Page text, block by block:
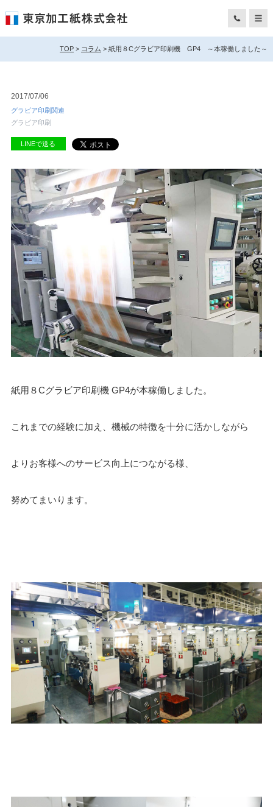
TOP > コラム > 紙用８Cグラビア印刷機 GP4 ～本稼働しました～
2017/07/06
グラビア印刷関連
グラビア印刷
LINEで送る
紙用８Cグラビア印刷機 GP4が本稼働しました。
これまでの経験に加え、機械の特徴を十分に活かしながら
よりお客様へのサービス向上につながる様、
努めてまいります。